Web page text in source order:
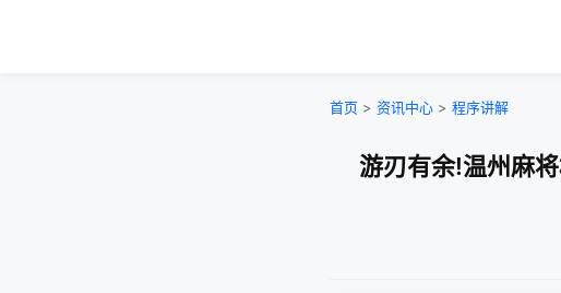
首页 > 资讯中心 > 程序讲解
游刃有余!温州麻